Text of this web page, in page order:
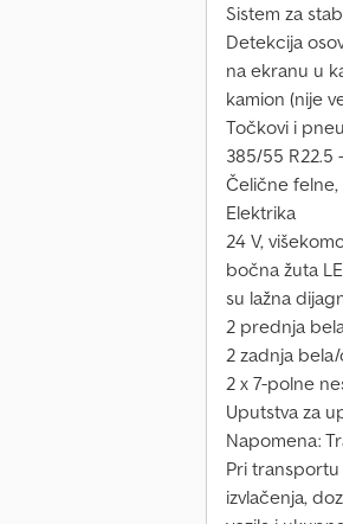
Sistem za
Detekcija
na ekranu u
kamion (nije
Točkovi i
385/55
Čelične
Elektrika
24 V,
bočna žuta
su lažna
2 prednja
2 zadnja
2 x 7-polne
Uputstva za
Napomena:
Pri
izvlačenja,